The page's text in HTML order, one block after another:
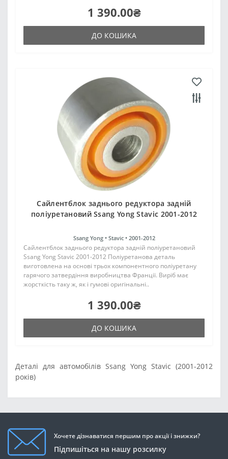
1 390.00₴
ДО КОШИКА
Сайлентблок заднього редуктора задній
поліуретановий Ssang Yong Stavic 2001-2012
Ssang Yong • Stavic • 2001-2012
Сайлентблок заднього редуктора задній поліуретановий
Ssang Yong Stavic 2001-2012 Поліуретанова деталь
виготовлена на основі трьох компонентного поліуретану
гарячого затвердіння виробництва Франції. Виріб має
жорсткість таку ж, як і гумові оригінальні..
1 390.00₴
ДО КОШИКА
Деталі для автомобілів Ssang Yong Stavic (2001-2012
років)
Хочете дізнаватися першим про акції і знижки?
Підпишіться на нашу розсилку